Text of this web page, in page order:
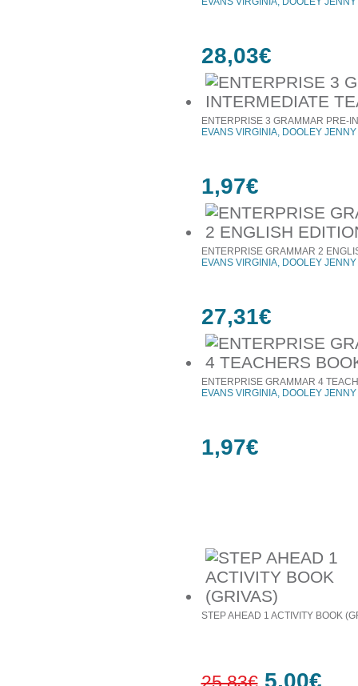
28,03€
ENTERPRISE 3 GRAMMAR PRE-
EVANS VIRGINIA, DOOLEY JENNY
1,97€
ENTERPRISE GRAMMAR 2
EVANS VIRGINIA, DOOLEY JENNY
27,31€
ENTERPRISE GRAMMAR 4
EVANS VIRGINIA, DOOLEY JENNY
1,97€
STEP AHEAD 1 ACTIVITY BOOK
5,00€